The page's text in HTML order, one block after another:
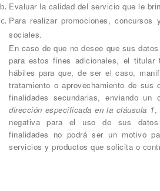
Evaluar la calidad del servicio que le
Para realizar promociones, concursos
sociales.
En caso de que no desee que sus
para estos fines adicionales, el
hábiles para que, de ser el caso,
tratamiento o aprovechamiento de sus
finalidades secundarias, enviando un
dirección especificada en la cláusula 1,
negativa para el uso de sus datos
finalidades no podrá ser un motivo
servicios y productos que solicita o